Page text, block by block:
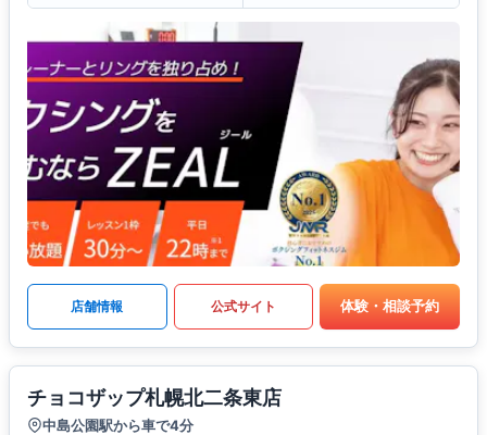
店舗情報 公式サイト 体験・相談予約
チョコザップ札幌北二条東店
中島公園駅から車で4分